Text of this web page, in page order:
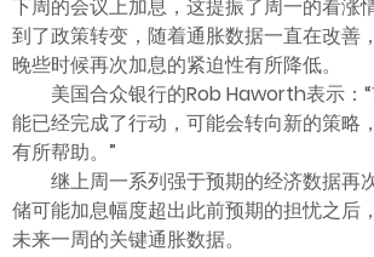
下周的会议上加息，这提振了周一的看涨
到了政策转变，随着通胀数据一直在改善
晚些时候再次加息的紧迫性有所降低。
美国合众银行的Rob Haworth表示：
能已经完成了行动，可能会转向新的策略
有所帮助。”
继上周一系列强于预期的经济数据再
储可能加息幅度超出此前预期的担忧之后
未来一周的关键通胀数据。